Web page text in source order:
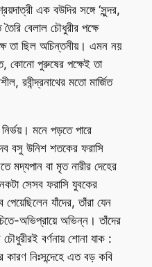
এক বউদির সঙ্গে ‘সুন্দর,
তৈরি বেলাল চৌধুরীর পক্ষে
তা ছিল অচিন্তনীয়। এমন নয়
কোনো পুরুষের পক্ষেই তা
রবীন্দ্রনাথের মতো মার্জিত
মনে পড়তে পারে
বসু উনিশ শতকের ফরাসি
মদ্যপান বা মৃত নারীর দেহের
সেসব ফরাসি যুবকের
যাঁদের, তাঁরা যেন
অভিপ্রায়ে অভিন্ন। তাঁদের
বর্ণনায় শোনা যাক :
নিঃসন্দেহে এত বড় কবি